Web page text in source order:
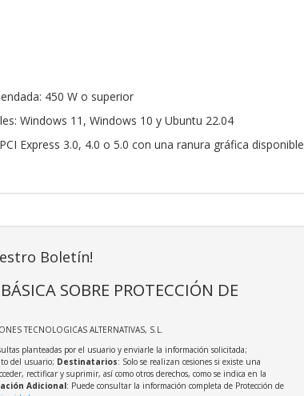
450 W o superior
Windows 11, Windows 10 y Ubuntu 22.04
Express 3.0, 4.0 o 5.0 con una ranura gráfica disponible
Boletín!
SOBRE PROTECCIÓN DE
TECNOLOGICAS ALTERNATIVAS, S.L.
planteadas por el usuario y enviarle la información solicitada;
del usuario; Destinatarios: Solo se realizan cesiones si existe una
rectificar y suprimir, así como otros derechos, como se indica en la
Adicional: Puede consultar la información completa de Protección de